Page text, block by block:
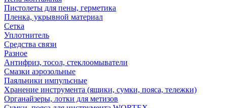
Пистолеты для пены, герметика
Пленка, укрывной материал
Сетка
Уплотнитель
Средства связи
Разное
Антифриз, тосол, стеклоомыватели
Смазки аэрозольные
Паяльники импульсные
Хранение инструмента (ящики, сумки, пояса, тележки)
Органайзеры, лотки для метизов